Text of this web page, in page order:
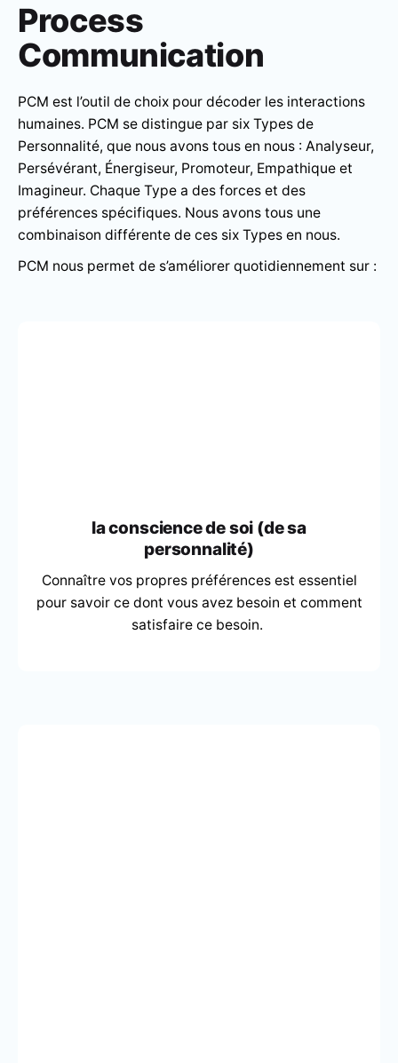
Process
Communication
PCM est l’outil de choix pour décoder les interactions
humaines. PCM se distingue par six Types de
Personnalité, que nous avons tous en nous : Analyseur,
Persévérant, Énergiseur, Promoteur, Empathique et
Imagineur. Chaque Type a des forces et des
préférences spécifiques. Nous avons tous une
combinaison différente de ces six Types en nous.
PCM nous permet de s’améliorer quotidiennement sur :
la conscience de soi (de sa
personnalité)
Connaître vos propres préférences est essentiel
pour savoir ce dont vous avez besoin et comment
satisfaire ce besoin.